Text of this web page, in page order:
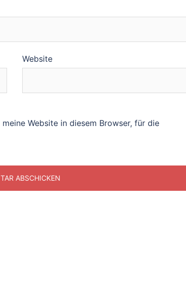
Website
Website in diesem Browser, für die